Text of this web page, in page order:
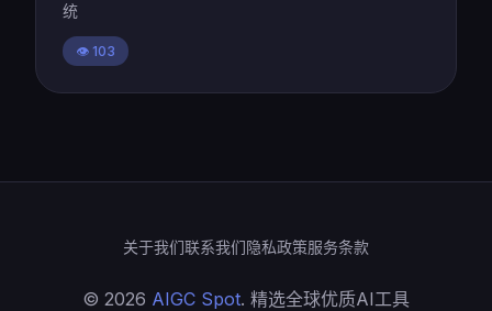
统
👁️ 103
关于我们联系我们隐私政策服务条款
© 2026 AIGC Spot. 精选全球优质AI工具